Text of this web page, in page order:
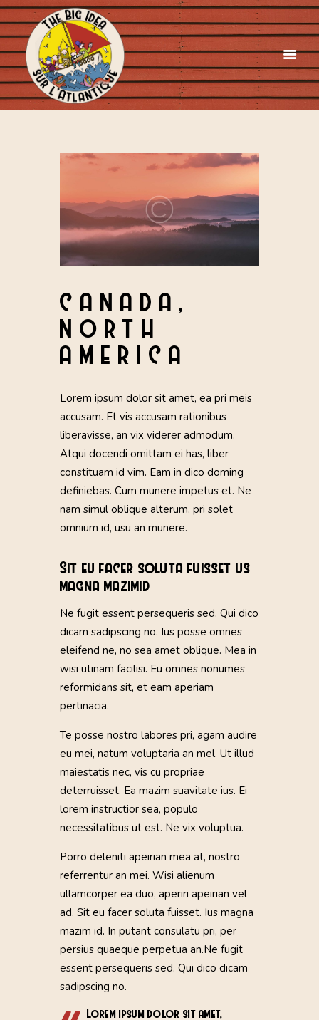
CANADA,
NORTH
AMERICA
Lorem ipsum dolor sit amet, ea pri meis
accusam. Et vis accusam rationibus
liberavisse, an vix viderer admodum.
Atqui docendi omittam ei has, liber
constituam id vim. Eam in dico doming
definiebas. Cum munere impetus et. Ne
nam simul oblique alterum, pri solet
omnium id, usu an munere.
Sit eu facer soluta fuisset us
magna mazimid
Ne fugit essent persequeris sed. Qui dico
dicam sadipscing no. Ius posse omnes
eleifend ne, no sea amet oblique. Mea in
wisi utinam facilisi. Eu omnes nonumes
reformidans sit, et eam aperiam
pertinacia.
Te posse nostro labores pri, agam audire
eu mei, natum voluptaria an mel. Ut illud
maiestatis nec, vis cu propriae
deterruisset. Ea mazim suavitate ius. Ei
lorem instructior sea, populo
necessitatibus ut est. Ne vix voluptua.
Porro deleniti apeirian mea at, nostro
referrentur an mei. Wisi alienum
ullamcorper ea duo, aperiri apeirian vel
ad. Sit eu facer soluta fuisset. Ius magna
mazim id. In putant consulatu pri, per
persius quaeque perpetua an.Ne fugit
essent persequeris sed. Qui dico dicam
sadipscing no.
Lorem ipsum dolor sit amet,